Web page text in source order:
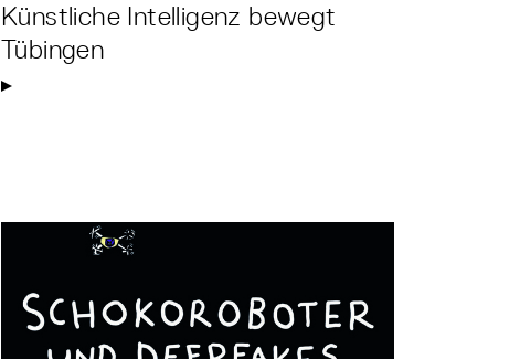
Künstliche Intelligenz bewegt
Tübingen